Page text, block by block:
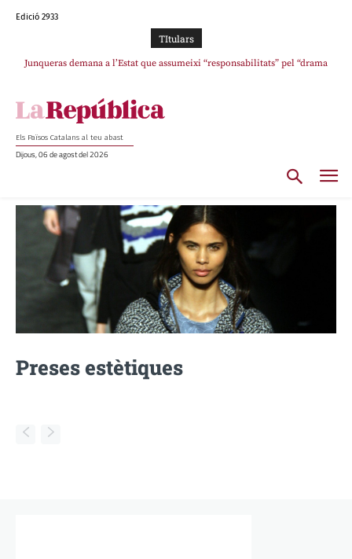
Edició 2933
TItulars
Junqueras demana a l’Estat que assumeixi “responsabilitats” pel “drama
Els Països Catalans al teu abast
Dijous, 06 de agost del 2026
Preses estètiques